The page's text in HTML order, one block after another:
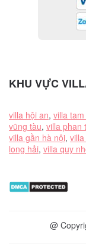
KHU VỰC
villa hội an, villa
vũng tàu, villa phan
villa gần hà nội,
long hải, villa quy
@